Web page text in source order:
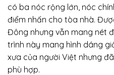
có ba nóc rộng lớn, nóc
điểm nhấn cho tòa nhà.
Đông nhưng vẫn mang nét
trình này mang hình dáng
xưa của người Việt nhưng
phù hợp.